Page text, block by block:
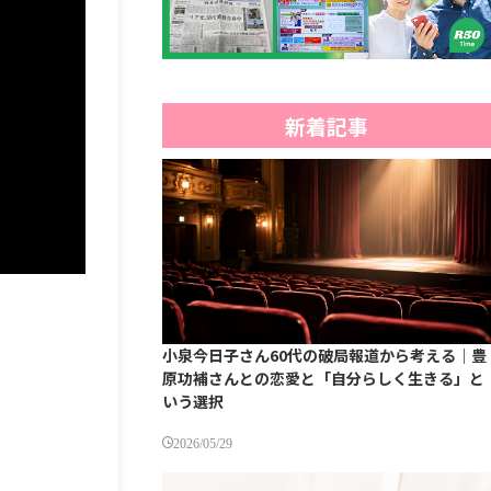
新着記事
小泉今日子さん60代の破局報道から考える｜豊
原功補さんとの恋愛と「自分らしく生きる」と
いう選択
2026/05/29